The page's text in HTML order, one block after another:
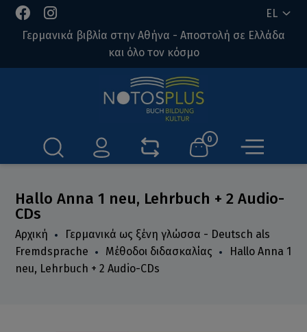
EL
Γερμανικά βιβλία στην Αθήνα - Αποστολή σε Ελλάδα
και όλο τον κόσμο
0
Hallo Anna 1 neu, Lehrbuch + 2 Audio-
CDs
Αρχική
Γερμανικά ως ξένη γλώσσα - Deutsch als
Fremdsprache
Μέθοδοι διδασκαλίας
Hallo Anna 1
neu, Lehrbuch + 2 Audio-CDs